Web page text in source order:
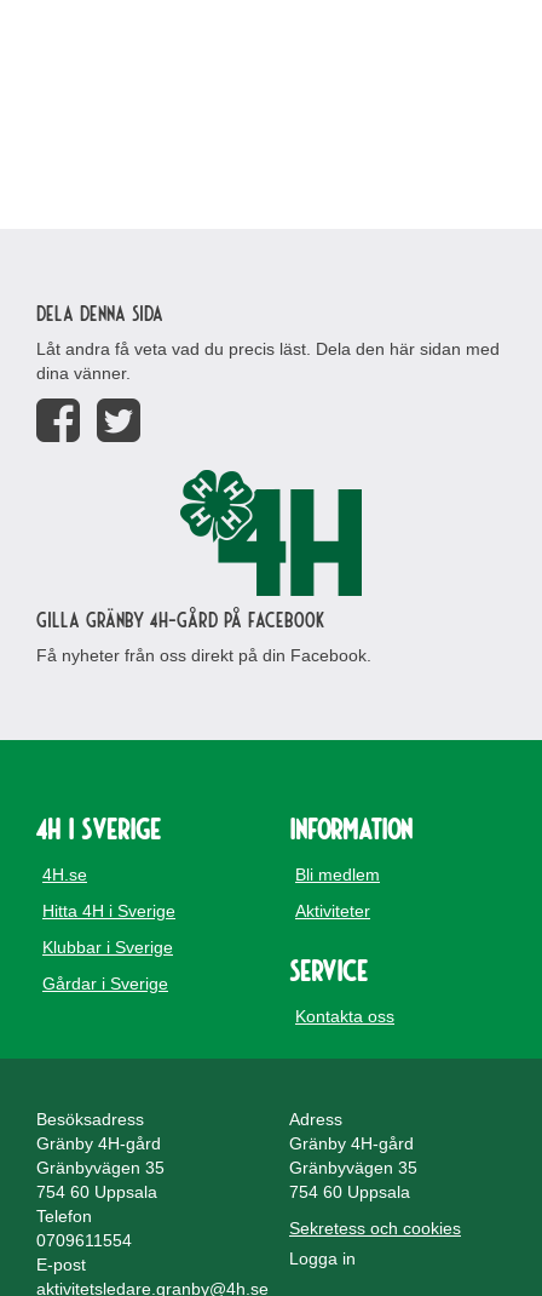
Dela denna sida
Låt andra få veta vad du precis läst. Dela den här sidan med
dina vänner.
Gilla Gränby 4H-gård på Facebook
Få nyheter från oss direkt på din Facebook.
4H i Sverige
4H.se
Hitta 4H i Sverige
Klubbar i Sverige
Gårdar i Sverige
Information
Bli medlem
Aktiviteter
Service
Kontakta oss
Besöksadress
Gränby 4H-gård
Gränbyvägen 35
754 60 Uppsala
Adress
Gränby 4H-gård
Gränbyvägen 35
754 60 Uppsala
Telefon
0709611554
E-post
aktivitetsledare.granby@4h.se
Sekretess och cookies
Logga in